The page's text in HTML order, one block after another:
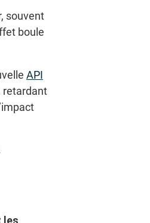
souvent
boule
API
retardant
les